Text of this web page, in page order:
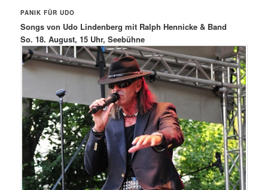
PANIK FÜR UDO
Songs von Udo Lindenberg mit Ralph Hennicke & Band
So. 18. August, 15 Uhr, Seebühne